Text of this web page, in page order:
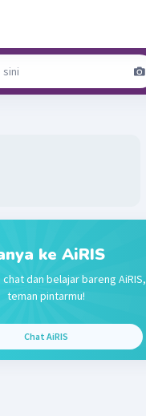
ke AiRIS
dan belajar bareng AiRIS,
teman pintarmu!
Chat AiRIS